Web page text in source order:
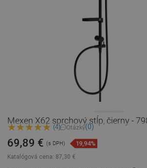
Mexen X62 sprchový stĺp, čierny -
(4) Otázky(0)
Katalógová cena: 87,30 €
69,89 € (s DPH) 19,94%